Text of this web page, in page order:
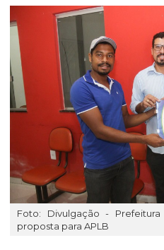
Foto: Divulgação -
proposta para APLB